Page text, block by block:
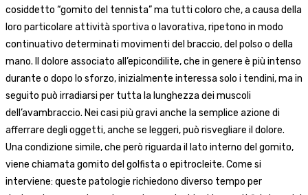
cosiddetto “gomito del tennista” ma tutti coloro che, a causa della
loro particolare attività sportiva o lavorativa, ripetono in modo
continuativo determinati movimenti del braccio, del polso o della
mano. Il dolore associato all’epicondilite, che in genere è più intenso
durante o dopo lo sforzo, inizialmente interessa solo i tendini, ma in
seguito può irradiarsi per tutta la lunghezza dei muscoli
dell’avambraccio. Nei casi più gravi anche la semplice azione di
afferrare degli oggetti, anche se leggeri, può risvegliare il dolore.
Una condizione simile, che però riguarda il lato interno del gomito,
viene chiamata gomito del golfista o epitrocleite. Come si
interviene: queste patologie richiedono diverso tempo per